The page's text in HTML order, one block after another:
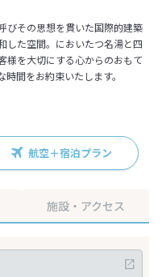
びその思想を貫いた国際的建築
した空間。においたつ名湯と四
様を大切にする心からのおもて
間をお約束いたします。
航空＋宿泊プラン
施設・アクセス